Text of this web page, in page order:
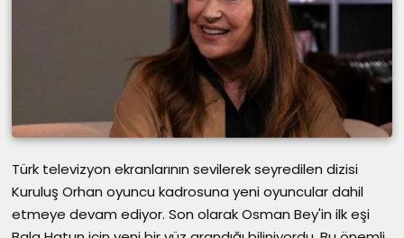
Türk televizyon ekranlarının sevilerek seyredilen dizisi
Kuruluş Orhan oyuncu kadrosuna yeni oyuncular dahil
etmeye devam ediyor. Son olarak Osman Bey'in ilk eşi